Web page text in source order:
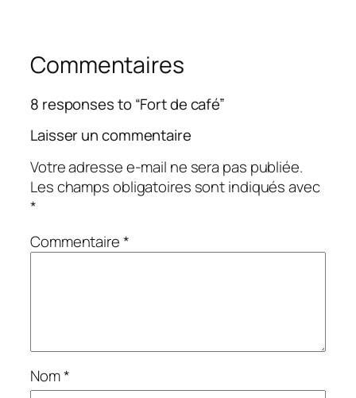
Commentaires
8 responses to “Fort de café”
Laisser un commentaire
Votre adresse e-mail ne sera pas publiée.
Les champs obligatoires sont indiqués avec
*
Commentaire*
Nom*